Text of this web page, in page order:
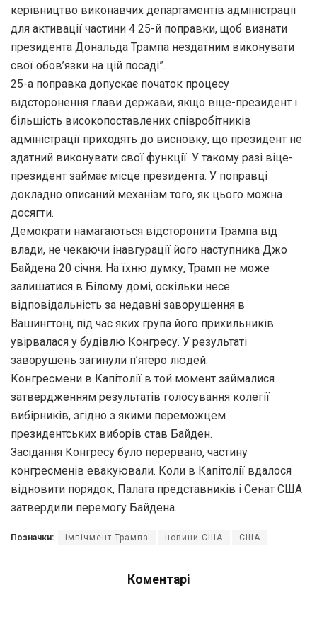
керівництво виконавчих департаментів адміністрації
для активації частини 4 25-й поправки, щоб визнати
президента Дональда Трампа нездатним виконувати
свої обов’язки на цій посаді”.
25-а поправка допускає початок процесу
відсторонення глави держави, якщо віце-президент і
більшість високопоставлених співробітників
адміністрації приходять до висновку, що президент не
здатний виконувати свої функції. У такому разі віце-
президент займає місце президента. У поправці
докладно описаний механізм того, як цього можна
досягти.
Демократи намагаються відсторонити Трампа від
влади, не чекаючи інавгурації його наступника Джо
Байдена 20 січня. На їхню думку, Трамп не може
залишатися в Білому домі, оскільки несе
відповідальність за недавні заворушення в
Вашингтоні, під час яких група його прихильників
увірвалася у будівлю Конгресу. У результаті
заворушень загинули п’ятеро людей.
Конгресмени в Капітолії в той момент займалися
затвердженням результатів голосування колегії
вибірників, згідно з якими переможцем
президентських виборів став Байден.
Засідання Конгресу було перервано, частину
конгресменів евакуювали. Коли в Капітолії вдалося
відновити порядок, Палата представників і Сенат США
затвердили перемогу Байдена.
Позначки: імпічмент Трампа новини США США
Коментарі